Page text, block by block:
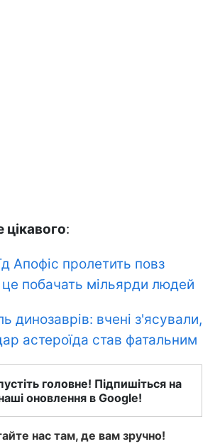
:
Апофіс пролетить повз
побачать мільярди людей
динозаврів: вчені з'ясували,
астероїда став фатальним
головне! Підпишіться на
оновлення в Google!
нас там, де вам зручно!